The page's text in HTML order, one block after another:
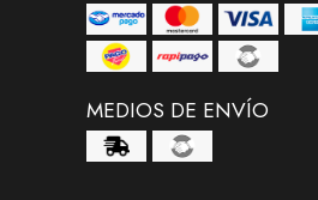
MEDIOS DE ENVÍO